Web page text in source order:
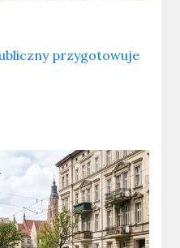
przygotowuje